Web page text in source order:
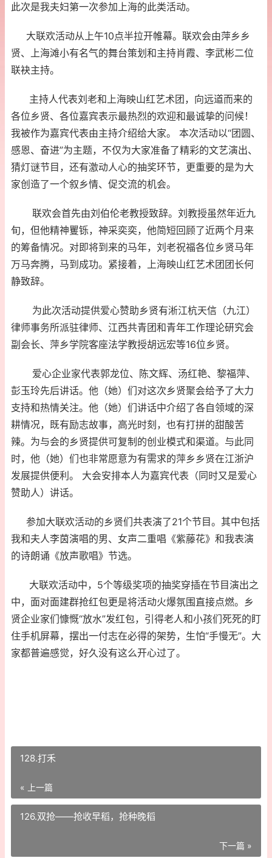
此次是我夫妇第一次参加上海的此类活动。
大联欢活动从上午10点半拉开帷幕。联欢会由萍乡乡
贤、上海滩小有名气的舞台策划和主持肖霞、李武彬二位
联袂主持。
主持人代表刘老和上海映山红艺术团，向远道而来的
各位乡贤、各位嘉宾表示最热烈的欢迎和最诚挚的问候！
我被作为嘉宾代表由主持介绍给大家。 本次活动以“团圆、
感恩、奋进”为主题，不仅为大家准备了精彩的文艺演出、
猜灯谜节目，还有激动人心的抽奖环节，更重要的是为大
家创造了一个叙乡情、促交流的机会。
联欢会首先由刘伯伦老教授致辞。刘教授虽然年近九
旬，但他精神矍铄，神采奕奕，他简短回顾了近两个月来
的筹备情况。对即将到来的马年，刘老祝福各位乡贤马年
万马奔腾，马到成功。 紧接着，上海映山红艺术团团长何
静致辞。
为此次活动提供爱心赞助乡贤有淅江杭天信（九江）
律师事务所派驻律师、江西共青团和青年工作理论研究会
副会长、萍乡学院客座法学教授胡远宏等16位乡贤。
爱心企业家代表郭龙位、陈文辉、汤红艳、黎福萍、
彭玉玲先后讲话。他（她）们对这次乡贤聚会给予了大力
支持和热情关注。他（她）们讲话中介绍了各自领域的深
耕情况，既有励志故事，高光时刻，也有打拼的甜酸苦
辣。为与会的乡贤提供可复制的创业模式和渠道。与此同
时，他（她）们也非常愿意为有需求的萍乡乡贤在江浙沪
发展提供便利。 大会安排本人为嘉宾代表（同时又是爱心
赞助人）讲话。
参加大联欢活动的乡贤们共表演了21个节目。其中包括
我和夫人李茵演唱的男、女声二重唱《紫藤花》和我表演
的诗朗诵《放声歌唱》节选。
大联欢活动中，5个等级奖项的抽奖穿插在节目演出之
中，面对面建群抢红包更是将活动火爆氛围直接点燃。乡
贤企业家们慷慨“放水”发红包，引得老人和小孩们死死的盯
住手机屏幕，摆出一付志在必得的架势，生怕“手慢无”。大
家都普遍感觉，好久没有这么开心过了。
128.打禾
« 上一篇
126.双抢——抢收早稻，抢种晚稻
下一篇 »